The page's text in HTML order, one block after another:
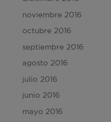
noviembre 2016
octubre 2016
septiembre 2016
agosto 2016
julio 2016
junio 2016
mayo 2016